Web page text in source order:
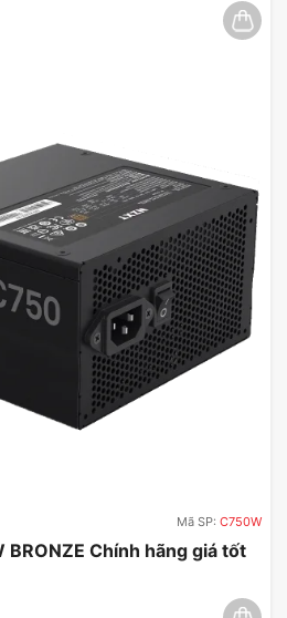
Mã SP: C750W
BRONZE Chính hãng giá tốt